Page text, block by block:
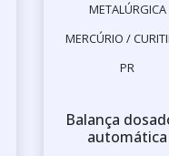
METALÚRGICA
MERCÚRIO /
PR
Balança
automática